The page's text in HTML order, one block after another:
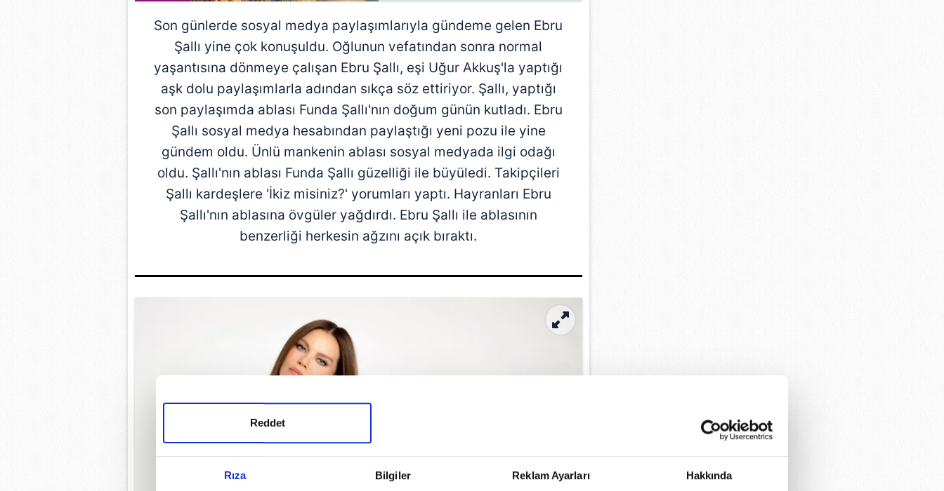
Rıza Bilgiler Reklam Ayarları Hakkında
Reddet
Son günlerde sosyal medya paylaşımlarıyla gündeme gelen Ebru
Şallı yine çok konuşuldu. Oğlunun vefatından sonra normal
yaşantısına dönmeye çalışan Ebru Şallı, eşi Uğur Akkuş'la yaptığı
aşk dolu paylaşımlarla adından sıkça söz ettiriyor. Şallı, yaptığı
son paylaşımda ablası Funda Şallı'nın doğum günün kutladı. Ebru
Şallı sosyal medya hesabından paylaştığı yeni pozu ile yine
gündem oldu. Ünlü mankenin ablası sosyal medyada ilgi odağı
oldu. Şallı'nın ablası Funda Şallı güzelliği ile büyüledi. Takipçileri
Şallı kardeşlere 'İkiz misiniz?' yorumları yaptı. Hayranları Ebru
Şallı'nın ablasına övgüler yağdırdı. Ebru Şallı ile ablasının
benzerliği herkesin ağzını açık bıraktı.